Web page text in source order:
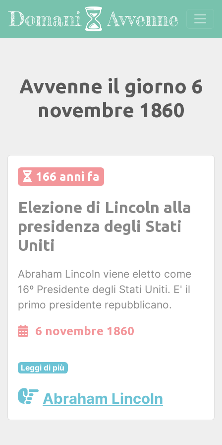
Avvenne il giorno 6
novembre 1860
166 anni fa
Elezione di Lincoln alla
presidenza degli Stati
Uniti
Abraham Lincoln viene eletto come
16º Presidente degli Stati Uniti. E' il
primo presidente repubblicano.
6 novembre 1860
Leggi di più
Abraham Lincoln